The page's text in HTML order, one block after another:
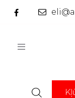
Toggle